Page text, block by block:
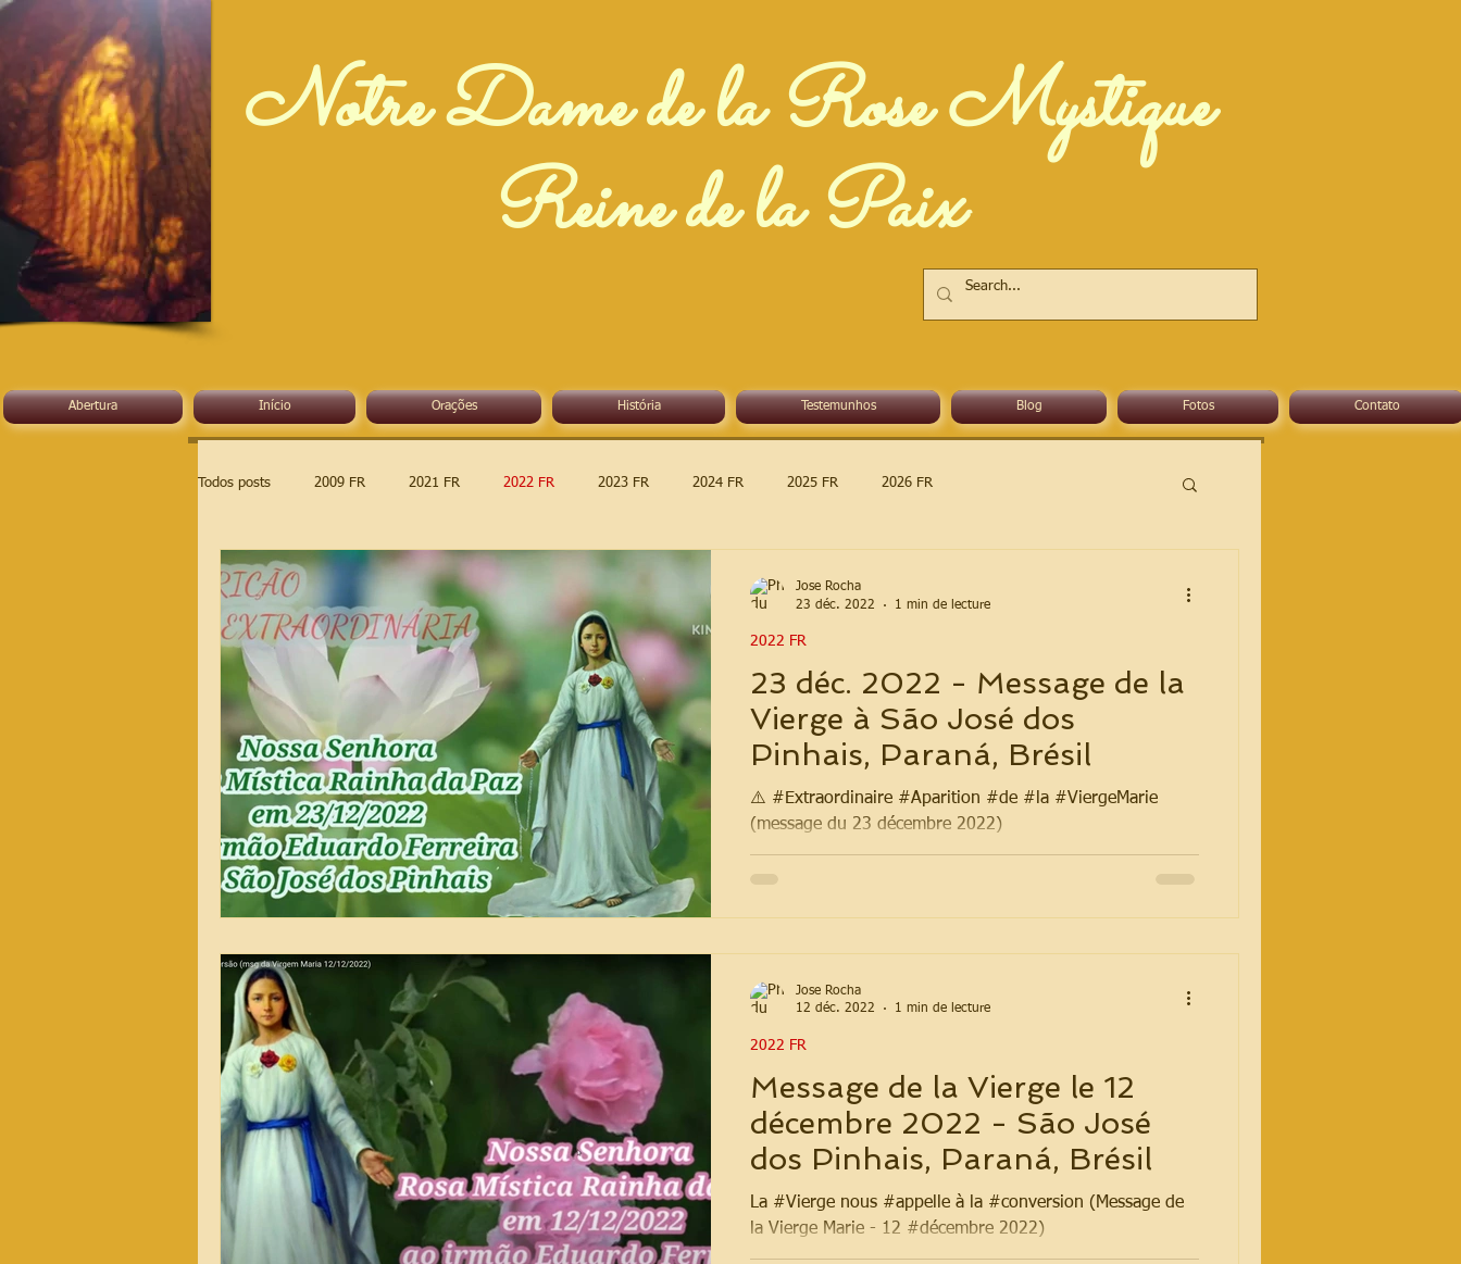
Notre Dame de la Rose Mystique
Reine de la Paix
Abertura Início Orações História Testemunhos Blog Fotos Contato
Todos posts 2009 FR 2021 FR 2022 FR 2023 FR 2024 FR 2025 FR 2026 FR
23 déc. 2022 - Message de la
Vierge à São José dos
Pinhais, Paraná, Brésil
⚠️ #Extraordinaire #Aparition #de #la #ViergeMarie
(message du 23 décembre 2022)
2022 FR
Jose Rocha
23 déc. 2022
1 min de lecture
Message de la Vierge le 12
décembre 2022 - São José
dos Pinhais, Paraná, Brésil
La #Vierge nous #appelle à la #conversion (Message de
la Vierge Marie - 12 #décembre 2022)
2022 FR
Jose Rocha
12 déc. 2022
1 min de lecture